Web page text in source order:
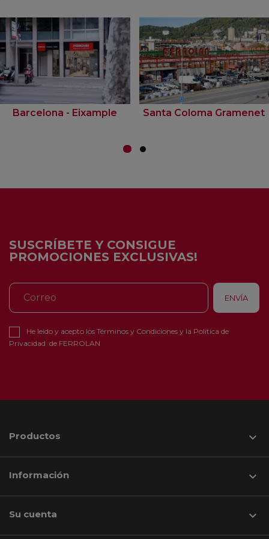
Barcelona - Eixample Santa Coloma Gramenet
SUSCRÍBETE Y CONSIGUE
PROMOCIONES EXCLUSIVAS!
He leído y acepto los Términos y Condiciones y la Política de
Privacidad de FERROLAN
Productos 
Información 
Su cuenta 